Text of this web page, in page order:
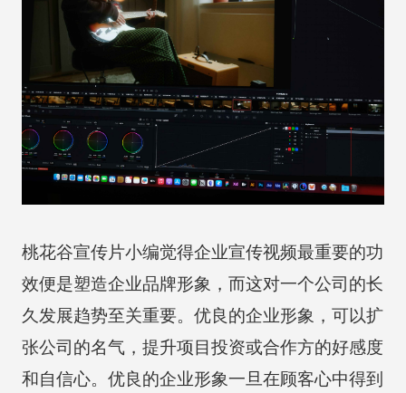
桃花谷宣传片小编觉得企业宣传视频最重要的功
效便是塑造企业品牌形象，而这对一个公司的长
久发展趋势至关重要。优良的企业形象，可以扩
张公司的名气，提升项目投资或合作方的好感度
和自信心。优良的企业形象一旦在顾客心中得到